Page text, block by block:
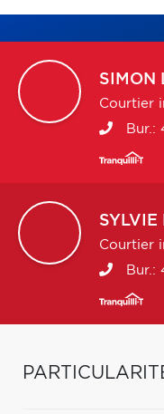
SIMON
Courtier
Bur.:
SYLVIE
Courtier
Bur.: